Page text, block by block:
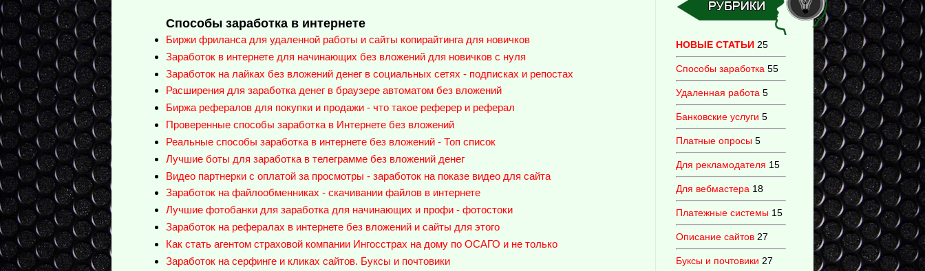
Способы заработка в интернете
Биржи фриланса для удаленной работы и сайты копирайтинга для новичков
Заработок в интернете для начинающих без вложений для новичков с нуля
Заработок на лайках без вложений денег в социальных сетях - подписках и репостах
Расширения для заработка денег в браузере автоматом без вложений
Биржа рефералов для покупки и продажи - что такое реферер и реферал
Проверенные способы заработка в Интернете без вложений
Реальные способы заработка в интернете без вложений - Топ список
Лучшие боты для заработка в телеграмме без вложений денег
Видео партнерки с оплатой за просмотры - заработок на показе видео для сайта
Заработок на файлообменниках - скачивании файлов в интернете
Лучшие фотобанки для заработка для начинающих и профи - фотостоки
Заработок на рефералах в интернете без вложений и сайты для этого
Как стать агентом страховой компании Ингосстрах на дому по ОСАГО и не только
Заработок на серфинге и кликах сайтов. Буксы и почтовики
НОВЫЕ СТАТЬИ 25
Способы заработка 55
Удаленная работа 5
Банковские услуги 5
Платные опросы 5
Для рекламодателя 15
Для вебмастера 18
Платежные системы 15
Описание сайтов 27
Буксы и почтовики 27